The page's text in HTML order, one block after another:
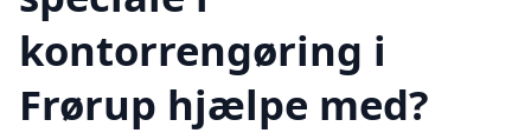
kontorrengøring i
Frørup hjælpe med?